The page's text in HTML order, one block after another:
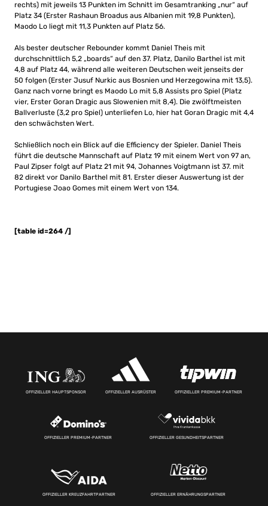
rechts) mit jeweils 13 Punkten im Schnitt im Gesamtranking „nur“ auf
Platz 34 (Erster Rashaun Broadus aus Albanien mit 19,8 Punkten),
Maodo Lo liegt mit 11,3 Punkten auf Platz 56.
Als bester deutscher Rebounder kommt Daniel Theis mit
durchschnittlich 5,2 „boards“ auf den 37. Platz, Danilo Barthel ist mit
4,8 auf Platz 44, während alle weiteren Deutschen weit jenseits der
50 folgen (Erster Jusuf Nurkic aus Bosnien und Herzegowina mit 13,5).
Ganz nach vorne bringt es Maodo Lo mit 5,8 Assists pro Spiel (Platz
vier, Erster Goran Dragic aus Slowenien mit 8,4). Die zwölftmeisten
Ballverluste (3,2 pro Spiel) unterliefen Lo, hier hat Goran Dragic mit 4,4
den schwächsten Wert.
Schließlich noch ein Blick auf die Efficiency der Spieler. Daniel Theis
führt die deutsche Mannschaft auf Platz 19 mit einem Wert von 97 an,
Paul Zipser folgt auf Platz 21 mit 94, Johannes Voigtmann ist 37. mit
82 direkt vor Danilo Barthel mit 81. Erster dieser Auswertung ist der
Portugiese Joao Gomes mit einem Wert von 134.
[table id=264 /]
OFFIZIELLER HAUPTSPONSOR OFFIZIELLER AUSRÜSTER OFFIZIELLER PREMIUM-PARTNER
OFFIZIELLER PREMIUM-PARTNER OFFIZIELLER GESUNDHEITSPARTNER
OFFIZIELLER KREUZFAHRTPARTNER OFFIZIELLER ERNÄHRUNGSPARTNER